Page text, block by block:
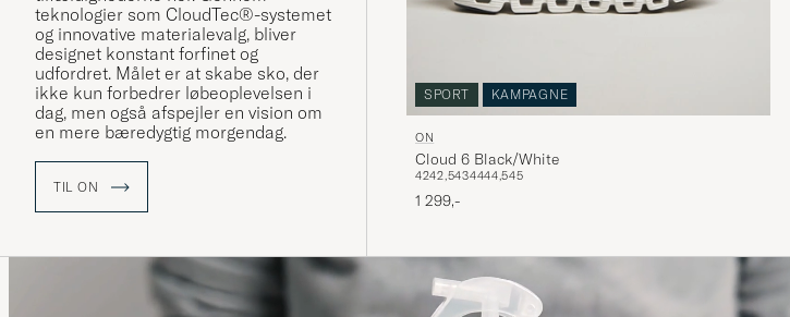
teknologier som CloudTec®-systemet
og innovative materialevalg, bliver
designet konstant forfinet og
udfordret. Målet er at skabe sko, der
ikke kun forbedrer løbeoplevelsen i
dag, men også afspejler en vision om
en mere bæredygtig morgendag.
TIL ON
SPORT KAMPAGNE
ON
Cloud 6 Black/White
4242,5434444,545
1 299,-